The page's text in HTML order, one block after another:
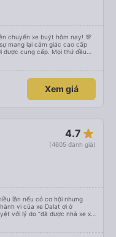
chuyến xe buýt hôm nay! 💯
mang lại cảm giác cao cấp
cung cấp. Mọi thứ đều
tốt bụng, hữu ích và chu đáo,
lòng từ đầu đến cuối. Rất đáng
thiện với người dùng và
đều diễn ra suôn sẻ!
Xem giá
4.7 star_rate
(4605 đánh giá)
lần nếu có cơ hội nhưng
vi của xe Dalat ơi ở
với lý do “đã được nhà xe xử
trải nghiệm của tôi lại nói là